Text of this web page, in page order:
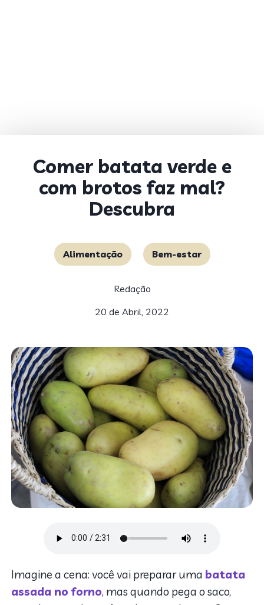
Comer batata verde e
com brotos faz mal?
Descubra
Alimentação Bem-estar
Redação
20 de Abril, 2022
Imagine a cena: você vai preparar uma batata
assada no forno, mas quando pega o saco,